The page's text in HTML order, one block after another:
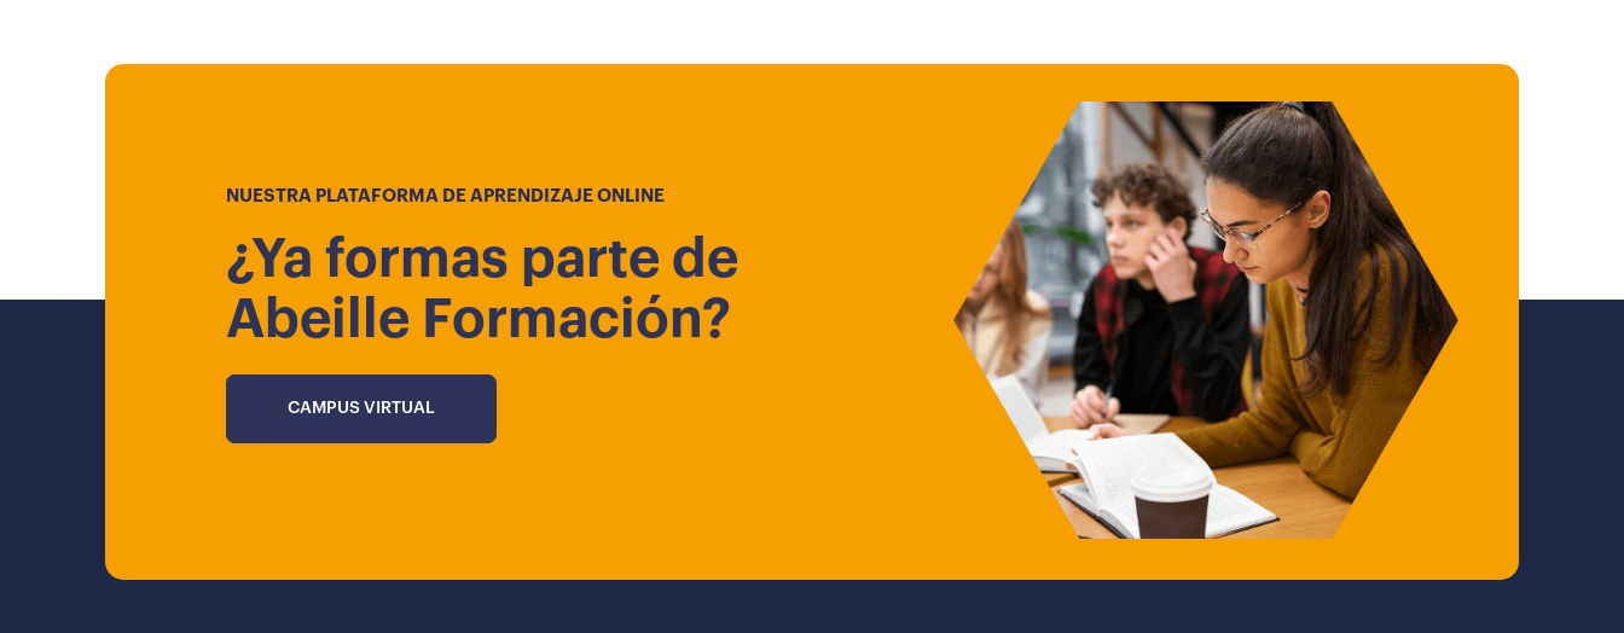
NUESTRA PLATAFORMA DE APRENDIZAJE ONLINE
¿Ya formas parte de
Abeille Formación?
CAMPUS VIRTUAL